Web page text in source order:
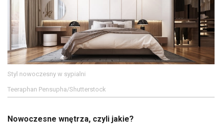
Styl nowoczesny w sypialni
Teeraphan Pensupha/Shutterstock
Nowoczesne wnętrza, czyli jakie?